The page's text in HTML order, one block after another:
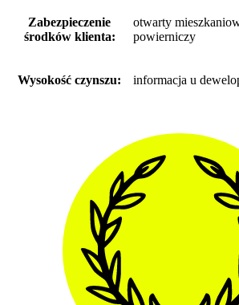
Zabezpieczenie
środków klienta:
otwarty
powierniczy
Wysokość czynszu: informacja u